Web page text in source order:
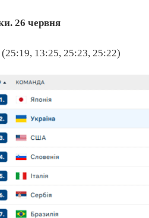
26 червня
13:25, 25:23, 25:22)